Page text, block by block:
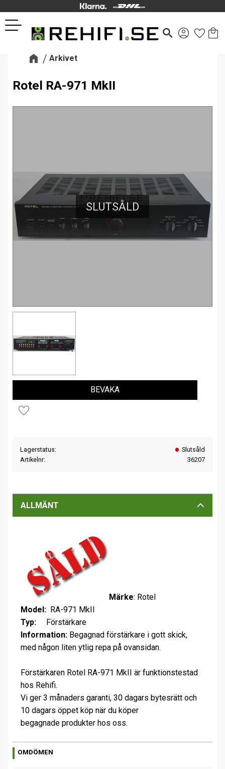
Meny
search
Arkivet
Rotel RA-971 MkII
SLUTSÅLD
Lägg till i favoriter
BEVAKA
Lagerstatus
Slutsåld
Artikelnr
36207
ALLMÄNT
Märke: Rotel
Model: RA-971 MkII
Typ:
Förstärkare
Information: Begagnad förstärkare i gott skick,
med någon liten ytlig repa på ovansidan.
Förstärkaren Rotel RA-971 MkII är funktionstestad
hos Rehifi.
Vi ger 3 månaders garanti, 30 dagars bytesrätt och
10 dagars öppet köp när du köper
begagnade produkter hos oss.
OMDÖMEN